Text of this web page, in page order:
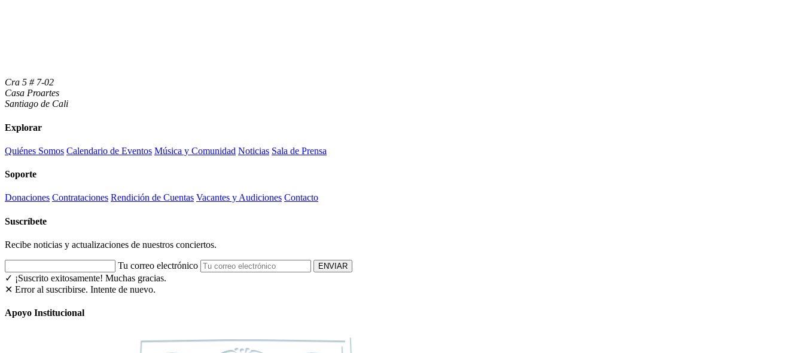
Cra 5 # 7-02
Casa Proartes
Santiago de Cali
Explorar
Quiénes Somos Calendario de Eventos Música y Comunidad Noticias Sala de Prensa
Soporte
Donaciones Contrataciones Rendición de Cuentas Vacantes y Audiciones Contacto
Suscríbete
Recibe noticias y actualizaciones de nuestros conciertos.
Tu correo electrónico ENVIAR
✓ ¡Suscrito exitosamente! Muchas gracias.
✕ Error al suscribirse. Intente de nuevo.
Apoyo Institucional